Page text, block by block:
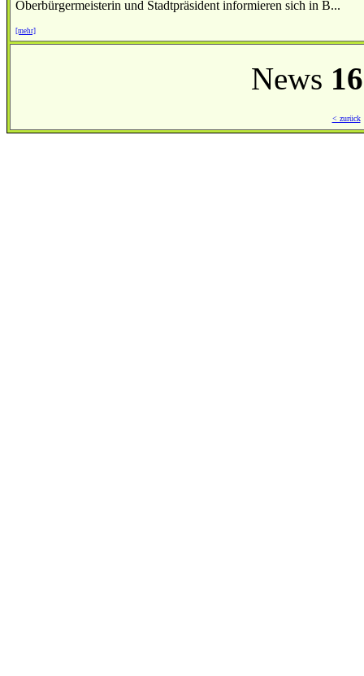
Oberbürgermeisterin und Stadtpräsident informieren sich in B...
[mehr]
News
< zurück